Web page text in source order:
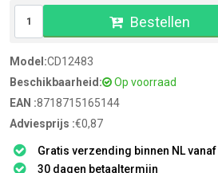
Bestellen
Model:CD12483
Beschikbaarheid:
Op voorraad
EAN :8718715165144
Adviesprijs :€0,87
Gratis verzending binnen NL
30 dagen betaaltermijn